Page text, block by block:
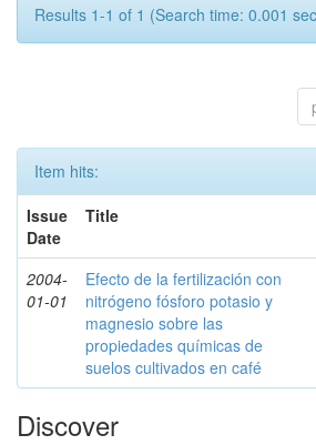
Results 1-1 of 1 (Search time: 0.001
Item hits:
Issue
Date
Title
2004-
01-01
Efecto de la fertilización con
nitrógeno fósforo potasio y
magnesio sobre las
propiedades químicas de
suelos cultivados en café
Discover